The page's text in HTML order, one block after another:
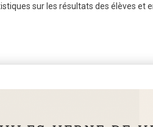
Aux
DNB
sur les résultats des élèves et